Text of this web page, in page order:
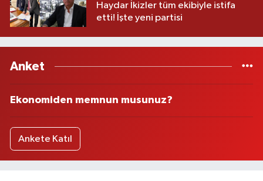
Haydar İkizler tüm ekibiyle istifa
etti! İşte yeni partisi
Anket
Ekonomiden memnun musunuz?
Ankete Katıl